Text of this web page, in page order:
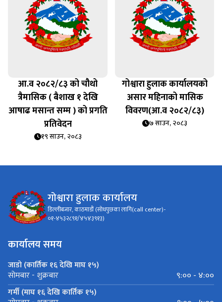
आ.व २०८२/८३ को चौथो
त्रैमासिक ( बैशाख १ देखि
आषाढ मसान्त सम्म ) को प्रगति
प्रतिवेदन
१९ साउन, २०८३
गोश्वारा हुलाक कार्यालयको
असार महिनाको मासिक
विवरण(आ.व २०८२/८३)
७ साउन, २०८३
गोश्वारा हुलाक कार्यालय
डिल्लीबजार, काठमाडौं (सोधपुछका लागि(call center)-
०१-४५३२८९१/४५४३९१३)
कार्यालय समय
जाडो (कार्तिक १६ देखि माघ १५)
सोमबार - शुक्रबार
९:०० - ४:००
गर्मी (माघ १६ देखि कार्तिक १५)